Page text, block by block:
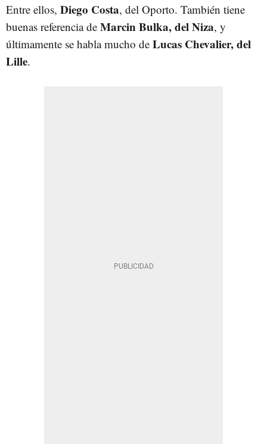
Entre ellos, Diego Costa, del Oporto. También tiene
buenas referencia de Marcin Bulka, del Niza, y
últimamente se habla mucho de Lucas Chevalier, del
Lille.